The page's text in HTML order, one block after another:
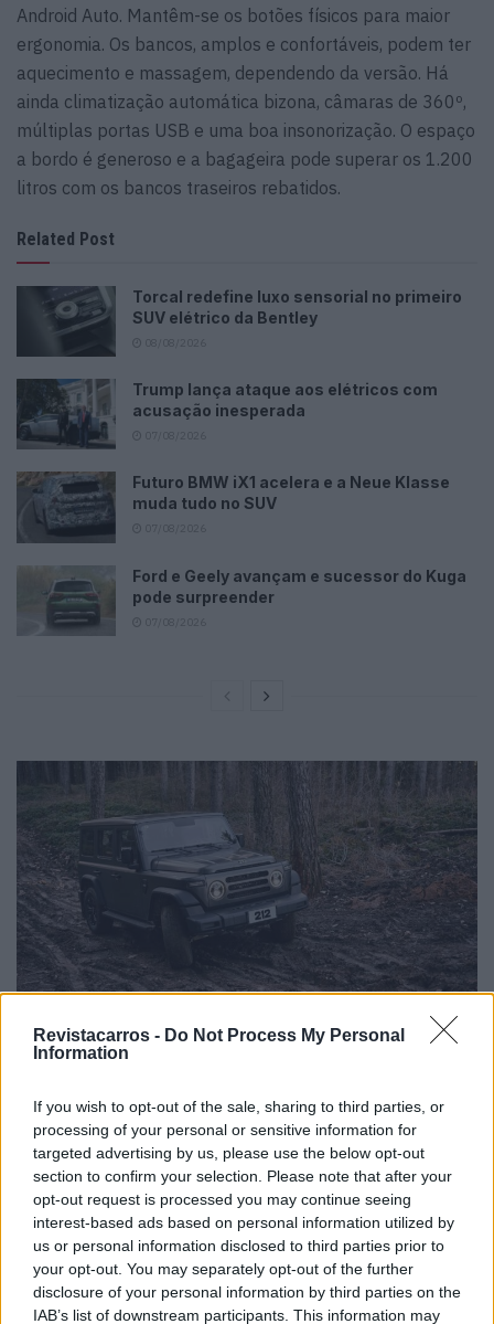
Revistacarros - Do Not Process My Personal
Information
If you wish to opt-out of the sale, sharing to third parties, or
processing of your personal or sensitive information for
targeted advertising by us, please use the below opt-out
section to confirm your selection. Please note that after your
opt-out request is processed you may continue seeing
interest-based ads based on personal information utilized by
us or personal information disclosed to third parties prior to
your opt-out. You may separately opt-out of the further
disclosure of your personal information by third parties on the
IAB’s list of downstream participants. This information may
Android Auto. Mantêm-se os botões físicos para maior
ergonomia. Os bancos, amplos e confortáveis, podem ter
aquecimento e massagem, dependendo da versão. Há
ainda climatização automática bizona, câmaras de 360º,
múltiplas portas USB e uma boa insonorização. O espaço
a bordo é generoso e a bagageira pode superar os 1.200
litros com os bancos traseiros rebatidos.
Related Post
Torcal redefine luxo sensorial no primeiro
SUV elétrico da Bentley
Trump lança ataque aos elétricos com
acusação inesperada
Futuro BMW iX1 acelera e a Neue Klasse
muda tudo no SUV
Ford e Geely avançam e sucessor do Kuga
pode surpreender
Em Itália, o EMC 212 é proposto apenas com um motor
uma caixa automática de oito velocidades.